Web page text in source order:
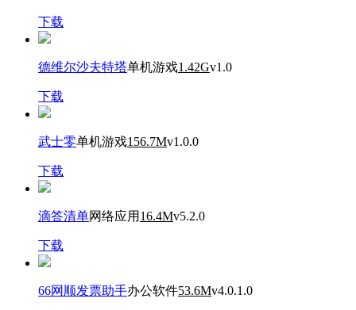
下载
德维尔沙夫特塔单机游戏1.42Gv1.0
下载
武士零单机游戏156.7Mv1.0.0
下载
滴答清单网络应用 16.4Mv5.2.0
下载
66网顺发票助手办公软件53.6Mv4.0.1.0